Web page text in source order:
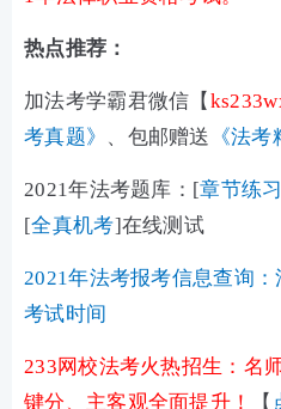
热点推荐：
加法考学霸君微信【
考真题》 、包邮赠送 《法
2021年法考题库：[章节练习
[全真机考]在线测试
2021年法考报考信息查询
考试时间
233网校法考火热招生：名
键分、主客观全面提升！
【